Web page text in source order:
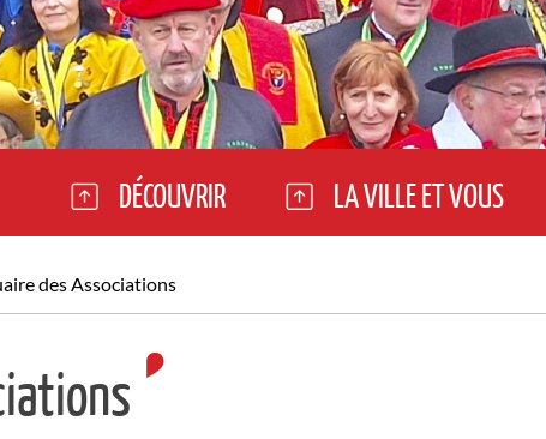
DÉCOUVRIR LA VILLE ET VOUS
des Associations